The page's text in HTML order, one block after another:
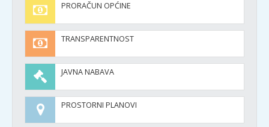
PRORAČUN OPĆINE
TRANSPARENTNOST
JAVNA NABAVA
PROSTORNI PLANOVI